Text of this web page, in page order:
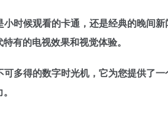
时候观看的卡通，还是经典的晚间新
有的电视效果和视觉体验。
多得的数字时光机，它为您提供了一